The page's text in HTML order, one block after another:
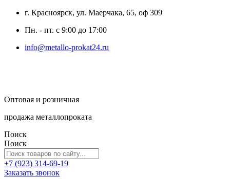
г. Красноярск, ул. Маерчака, 65, оф 309
Пн. - пт. с 9:00 до 17:00
info@metallo-prokat24.ru
Оптовая и розничная
продажа металлопроката
Поиск
Поиск
+7 (923) 314-69-19
Заказать звонок